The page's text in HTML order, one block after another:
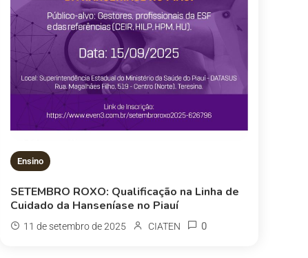
Ensino
SETEMBRO ROXO: Qualificação na Linha de
Cuidado da Hanseníase no Piauí
11 de setembro de 2025 CIATEN 0